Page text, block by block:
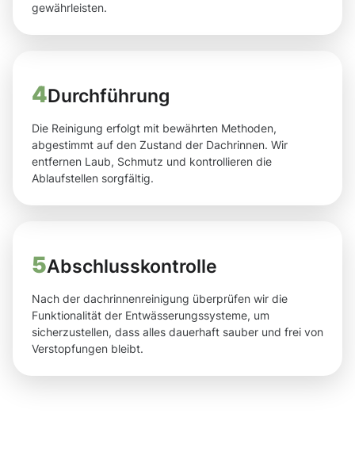
gewährleisten.
4Durchführung
Die Reinigung erfolgt mit bewährten Methoden,
abgestimmt auf den Zustand der Dachrinnen. Wir
entfernen Laub, Schmutz und kontrollieren die
Ablaufstellen sorgfältig.
5Abschlusskontrolle
Nach der dachrinnenreinigung überprüfen wir die
Funktionalität der Entwässerungssysteme, um
sicherzustellen, dass alles dauerhaft sauber und frei von
Verstopfungen bleibt.